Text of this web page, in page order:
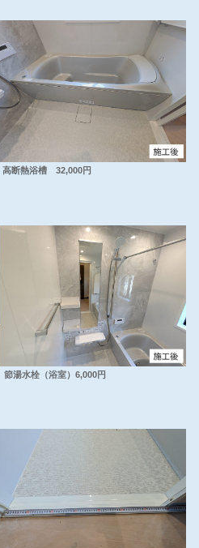
高断熱浴槽 32,000円
節湯水栓（浴室）6,000円